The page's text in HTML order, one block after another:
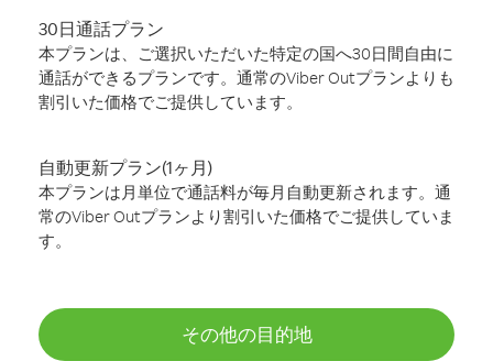
30日通話プラン
本プランは、ご選択いただいた特定の国へ30日間自由に
通話ができるプランです。通常のViber Outプランよりも
割引いた価格でご提供しています。
自動更新プラン(1ヶ月)
本プランは月単位で通話料が毎月自動更新されます。通
常のViber Outプランより割引いた価格でご提供していま
す。
その他の目的地